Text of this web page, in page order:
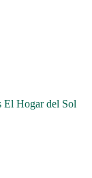
El Hogar del Sol